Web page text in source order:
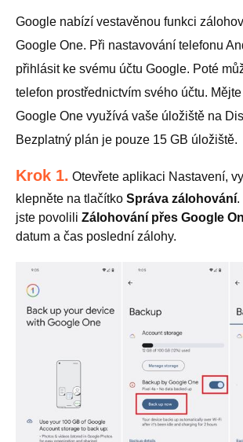
Google nabízí vestavěnou funkci
Google One. Při nastavování telefonu
přihlásit ke svému účtu Google. Poté
telefon prostřednictvím svého účtu.
Google One využívá vaše úložiště na
Bezplatný plán je pouze 15 GB úložiště.
Krok 1. Otevřete aplikaci Nastavení,
klepněte na tlačítko Správa zálohování.
jste povolili Zálohování přes Google
datum a čas poslední zálohy.